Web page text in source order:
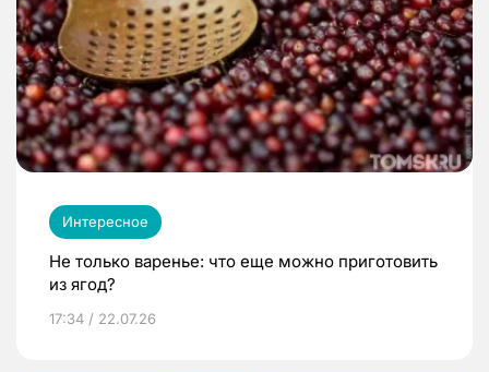
Интересное
Не только варенье: что еще можно приготовить
из ягод?
17:34 / 22.07.26